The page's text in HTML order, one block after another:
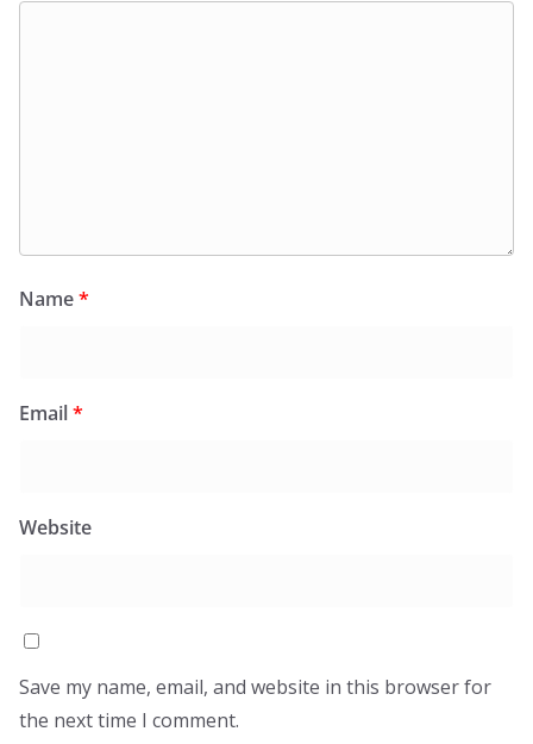
Name*
Email*
Website
Save my name, email, and website in this browser for
the next time I comment.